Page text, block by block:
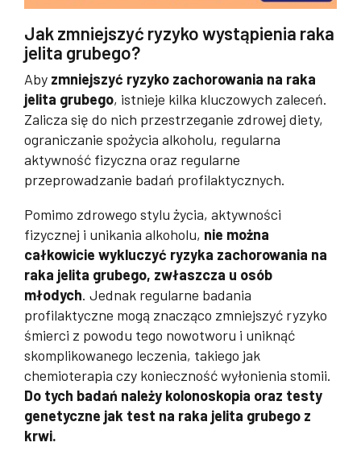
Jak zmniejszyć ryzyko wystąpienia raka
jelita grubego?
Aby zmniejszyć ryzyko zachorowania na raka
jelita grubego, istnieje kilka kluczowych zaleceń.
Zalicza się do nich przestrzeganie zdrowej diety,
ograniczanie spożycia alkoholu, regularna
aktywność fizyczna oraz regularne
przeprowadzanie badań profilaktycznych.
Pomimo zdrowego stylu życia, aktywności
fizycznej i unikania alkoholu, nie można
całkowicie wykluczyć ryzyka zachorowania na
raka jelita grubego, zwłaszcza u osób
młodych. Jednak regularne badania
profilaktyczne mogą znacząco zmniejszyć ryzyko
śmierci z powodu tego nowotworu i uniknąć
skomplikowanego leczenia, takiego jak
chemioterapia czy konieczność wyłonienia stomii.
Do tych badań należy kolonoskopia oraz testy
genetyczne jak test na raka jelita grubego z
krwi.